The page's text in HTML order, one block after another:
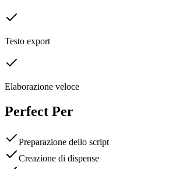
Testo export
Elaborazione veloce
Perfect Per
Preparazione dello script
Creazione di dispense